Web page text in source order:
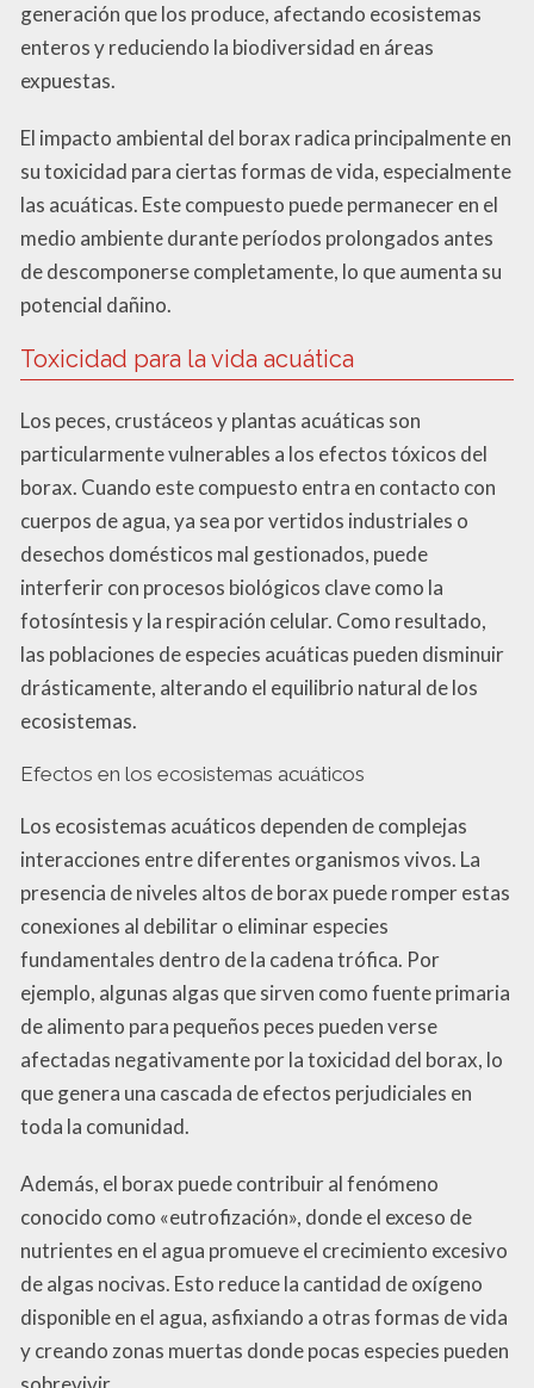
generación que los produce, afectando ecosistemas
enteros y reduciendo la biodiversidad en áreas
expuestas.
El impacto ambiental del borax radica principalmente en
su toxicidad para ciertas formas de vida, especialmente
las acuáticas. Este compuesto puede permanecer en el
medio ambiente durante períodos prolongados antes
de descomponerse completamente, lo que aumenta su
potencial dañino.
Toxicidad para la vida acuática
Los peces, crustáceos y plantas acuáticas son
particularmente vulnerables a los efectos tóxicos del
borax. Cuando este compuesto entra en contacto con
cuerpos de agua, ya sea por vertidos industriales o
desechos domésticos mal gestionados, puede
interferir con procesos biológicos clave como la
fotosíntesis y la respiración celular. Como resultado,
las poblaciones de especies acuáticas pueden disminuir
drásticamente, alterando el equilibrio natural de los
ecosistemas.
Efectos en los ecosistemas acuáticos
Los ecosistemas acuáticos dependen de complejas
interacciones entre diferentes organismos vivos. La
presencia de niveles altos de borax puede romper estas
conexiones al debilitar o eliminar especies
fundamentales dentro de la cadena trófica. Por
ejemplo, algunas algas que sirven como fuente primaria
de alimento para pequeños peces pueden verse
afectadas negativamente por la toxicidad del borax, lo
que genera una cascada de efectos perjudiciales en
toda la comunidad.
Además, el borax puede contribuir al fenómeno
conocido como «eutrofización», donde el exceso de
nutrientes en el agua promueve el crecimiento excesivo
de algas nocivas. Esto reduce la cantidad de oxígeno
disponible en el agua, asfixiando a otras formas de vida
y creando zonas muertas donde pocas especies pueden